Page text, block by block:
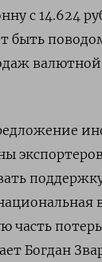
с 14.624
быть
валютной
часть
Богдан